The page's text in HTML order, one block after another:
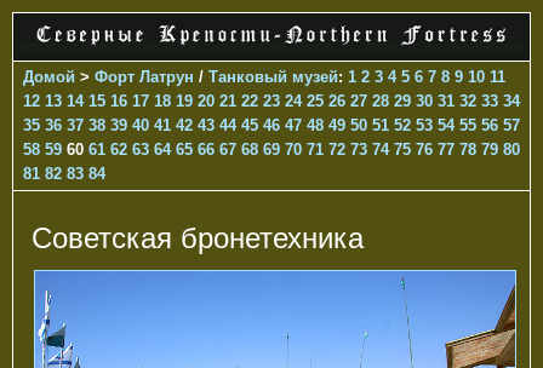
Домой > Форт Латрун / Танковый музей: 1 2 3 4 5 6 7 8 9 10 11
12 13 14 15 16 17 18 19 20 21 22 23 24 25 26 27 28 29 30 31 32 33 34
35 36 37 38 39 40 41 42 43 44 45 46 47 48 49 50 51 52 53 54 55 56 57
58 59 60 61 62 63 64 65 66 67 68 69 70 71 72 73 74 75 76 77 78 79 80
81 82 83 84
Советская бронетехника